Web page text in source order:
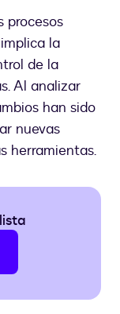
procesos
la
de la
Al analizar
han sido
nuevas
herramientas.